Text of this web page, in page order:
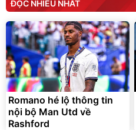
ĐỌC NHIỀU NHẤT
Romano hé lộ thông tin
nội bộ Man Utd về
Rashford